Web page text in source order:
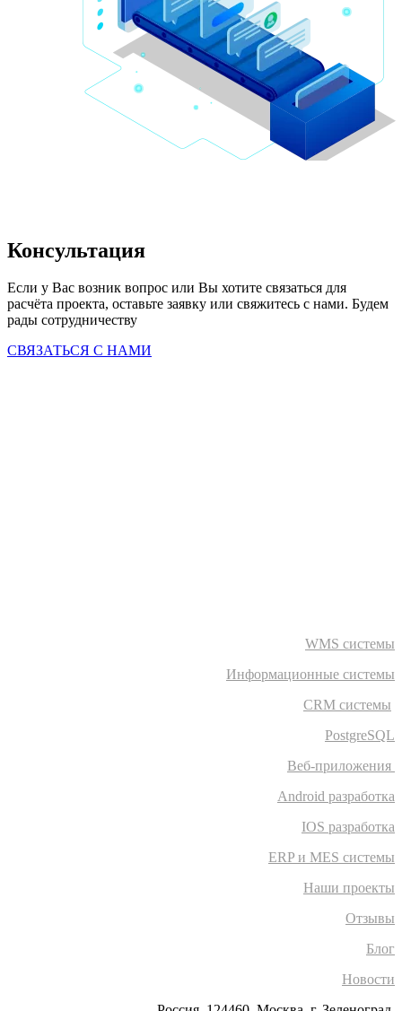
Консультация
Если у Вас возник вопрос или Вы хотите связаться для
расчёта проекта, оставьте заявку или свяжитесь с нами. Будем
рады сотрудничеству
СВЯЗАТЬСЯ С НАМИ
WMS системы
Информационные системы
CRM системы
PostgreSQL
Веб-приложения
Android разработка
IOS разработка
ERP и MES системы
Наши проекты
Отзывы
Блог
Новости